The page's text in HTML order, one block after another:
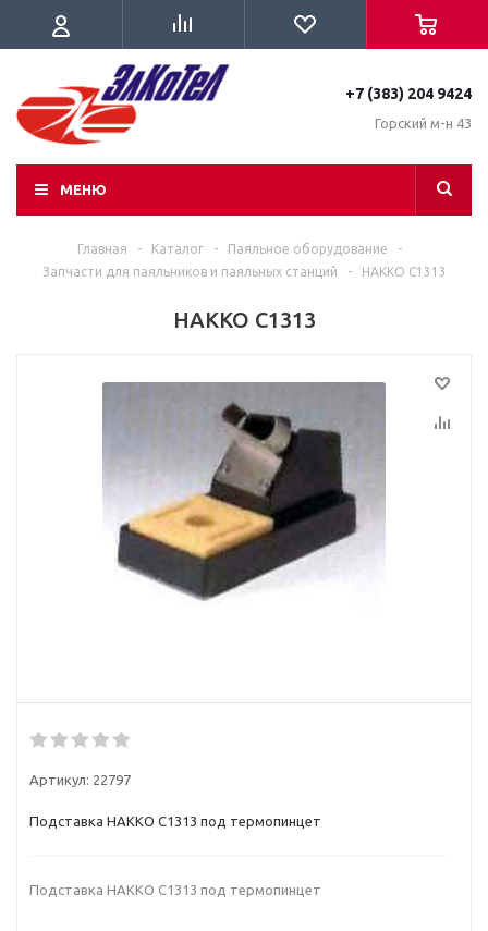
+7 (383) 204 9424
Горский м-н 43
МЕНЮ
Главная - Каталог - Паяльное оборудование
-
Запчасти для паяльников и паяльных станций
- HAKKO C1313
HAKKO C1313
Артикул: 22797
Подставка HAKKO C1313 под термопинцет
Подставка HAKKO C1313 под термопинцет